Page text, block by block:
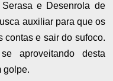
e Desenrola de
auxiliar para que os
contas e sair do sufoco.
aproveitando desta
golpe.